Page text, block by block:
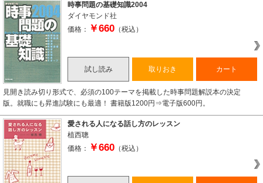
時事問題の基礎知識2004
ダイヤモンド社
価格：
￥660 （税込）
試し読み 取りおき カート
見開き読み切り形式で、必須の100テーマを掲載した時事問題解説本の決定
版。就職にも昇進試験にも最適！ 書籍版1200円⇒電子版600円。
愛される人になる話し方のレッスン
植西聰
価格：
￥660 （税込）